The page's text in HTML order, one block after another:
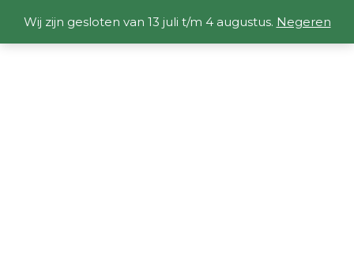
Wij zijn gesloten van 13 juli t/m 4 augustus. Negeren